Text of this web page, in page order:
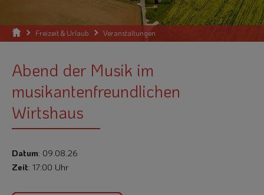
Freizeit & Urlaub Veranstaltungen
Abend der Musik im
musikantenfreundlichen
Wirtshaus
Datum: 09.08.26
Zeit: 17:00 Uhr